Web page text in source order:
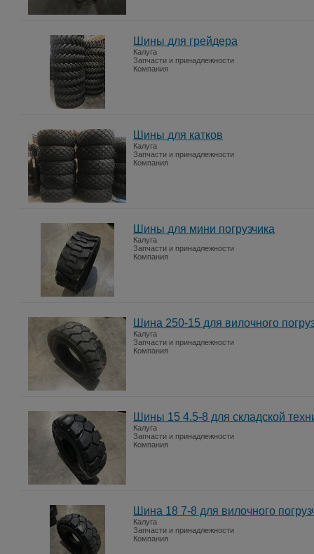
Шины для грейдера
Калуга
Запчасти и принадлежности
Компания
Шины для катков
Калуга
Запчасти и принадлежности
Компания
Шины для мини погрузчика
Калуга
Запчасти и принадлежности
Компания
Шина 250-15 для вилочного
Калуга
Запчасти и принадлежности
Компания
Шины 15 4.5-8 для складской
Калуга
Запчасти и принадлежности
Компания
Шина 18 7-8 для вилочного
Калуга
Запчасти и принадлежности
Компания